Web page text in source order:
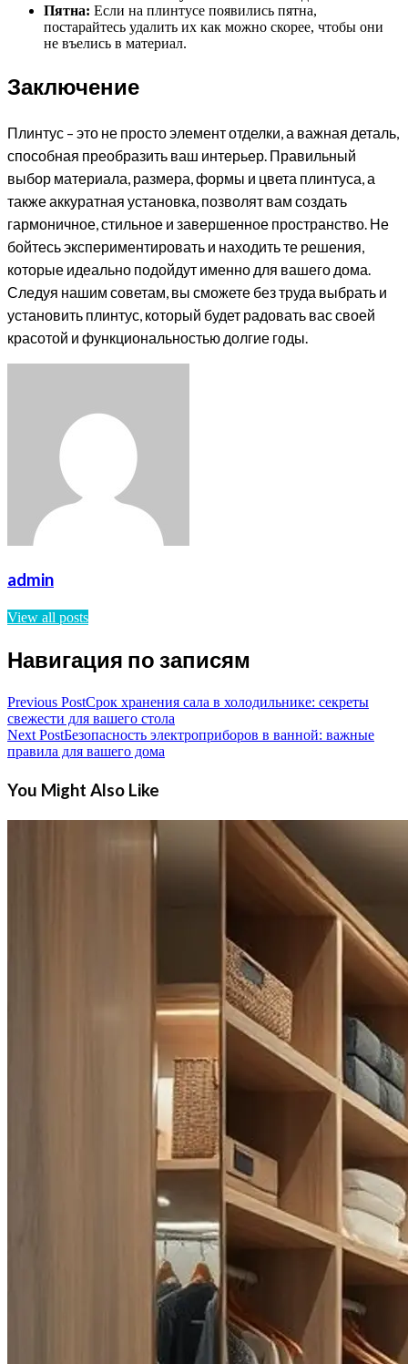
Пятна: Если на плинтусе появились пятна,
постарайтесь удалить их как можно скорее, чтобы они
не въелись в материал.
Заключение
Плинтус – это не просто элемент отделки, а важная деталь,
способная преобразить ваш интерьер. Правильный
выбор материала, размера, формы и цвета плинтуса, а
также аккуратная установка, позволят вам создать
гармоничное, стильное и завершенное пространство. Не
бойтесь экспериментировать и находить те решения,
которые идеально подойдут именно для вашего дома.
Следуя нашим советам, вы сможете без труда выбрать и
установить плинтус, который будет радовать вас своей
красотой и функциональностью долгие годы.
admin
View all posts
Навигация по записям
Previous PostСрок хранения сала в холодильнике: секреты
свежести для вашего стола
Next PostБезопасность электроприборов в ванной: важные
правила для вашего дома
You Might Also Like